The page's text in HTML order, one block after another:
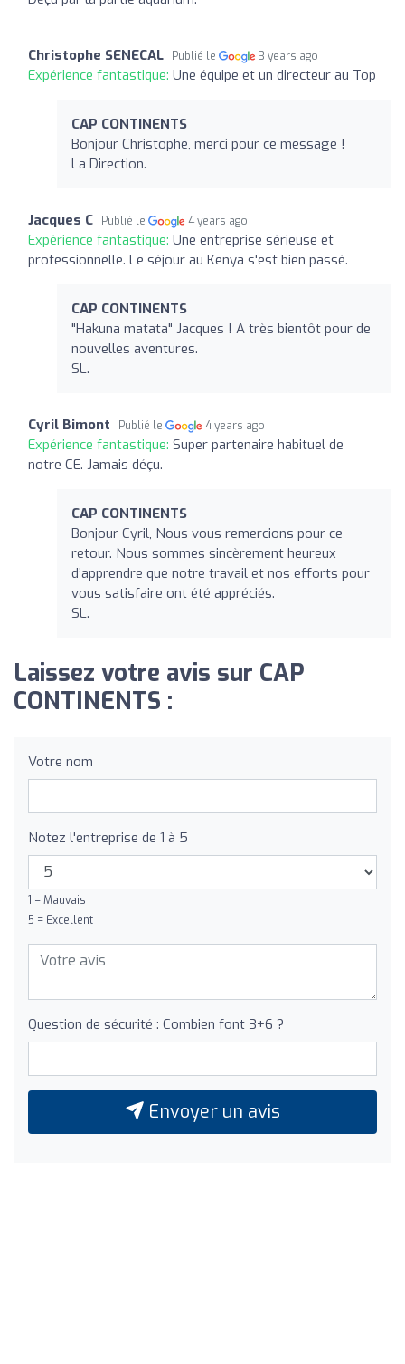
Christophe SENECAL Publié le 3 years ago
Expérience fantastique: Une équipe et un directeur au Top
CAP CONTINENTS
Bonjour Christophe, merci pour ce message !
La Direction.
Jacques C Publié le 4 years ago
Expérience fantastique: Une entreprise sérieuse et
professionnelle. Le séjour au Kenya s'est bien passé.
CAP CONTINENTS
"Hakuna matata" Jacques ! A très bientôt pour de
nouvelles aventures.
SL.
Cyril Bimont Publié le 4 years ago
Expérience fantastique: Super partenaire habituel de
notre CE. Jamais déçu.
CAP CONTINENTS
Bonjour Cyril, Nous vous remercions pour ce
retour. Nous sommes sincèrement heureux
d’apprendre que notre travail et nos efforts pour
vous satisfaire ont été appréciés.
SL.
Laissez votre avis sur CAP
CONTINENTS :
Votre nom
Notez l'entreprise de 1 à 5
1 = Mauvais
5 = Excellent
Question de sécurité : Combien font 3+6 ?
Envoyer un avis